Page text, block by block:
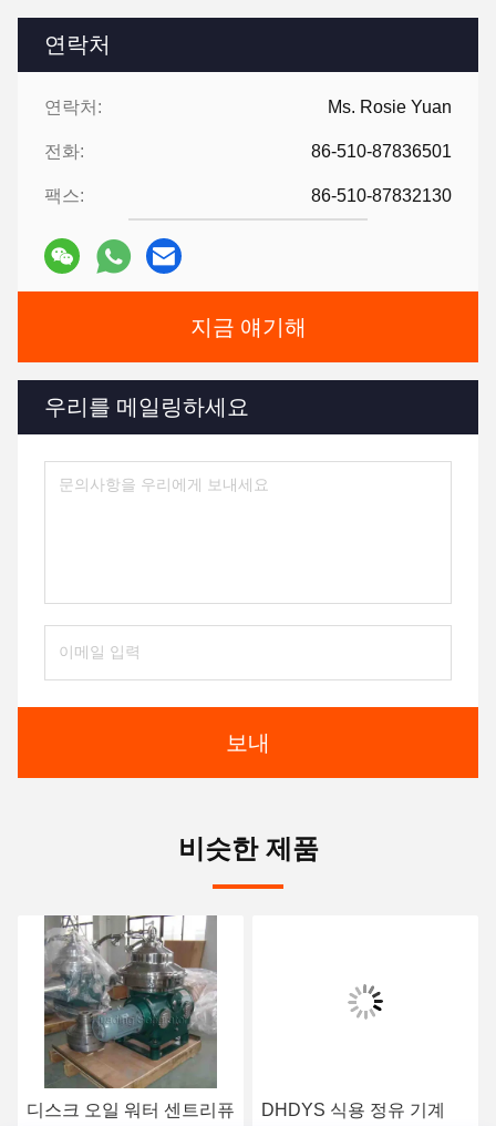
연락처
연락처: Ms. Rosie Yuan
전화: 86-510-87836501
팩스: 86-510-87832130
지금 얘기해
우리를 메일링하세요
보내
비슷한 제품
디스크 오일 워터 센트리퓨
DHDYS 식용 정유 기계